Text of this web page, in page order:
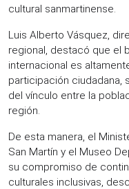
cultural sanmartinense.
Luis Alberto Vásquez,
regional, destacó que el
internacional es
participación ciudadana,
del vínculo entre la
región.
De esta manera, el
San Martín y el Museo
su compromiso de
culturales inclusivas,